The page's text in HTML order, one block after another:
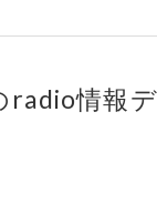
radio情報